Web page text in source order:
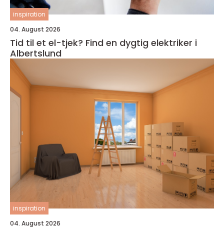
inspiration
04. August 2026
Tid til et el-tjek? Find en dygtig elektriker i
Albertslund
inspiration
04. August 2026